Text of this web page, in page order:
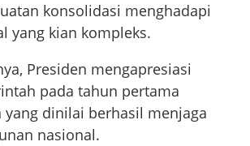
konsolidasi menghadapi
yang kian kompleks.
Presiden mengapresiasi
pada tahun pertama
dinilai berhasil menjaga
nasional.